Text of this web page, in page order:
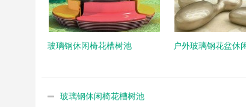
玻璃钢休闲椅花槽树池 户外玻璃钢花盆休
玻璃钢休闲椅花槽树池